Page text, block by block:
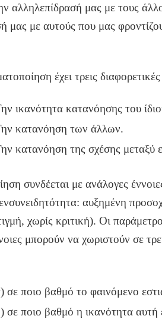
αλληλεπίδρασή μας με τους
μας με αυτούς που μας
έχει τρεις διαφορετικές
ικανότητα κατανόησης του
κατανόηση των άλλων.
κατανόηση της σχέσης μεταξύ
συνδέεται με ανάλογες
αυξημένη
χωρίς κριτική). Οι
μπορούν να χωριστούν σε
σε ποιο βαθμό το φαινόμενο
σε ποιο βαθμό η ικανότητα αυτή